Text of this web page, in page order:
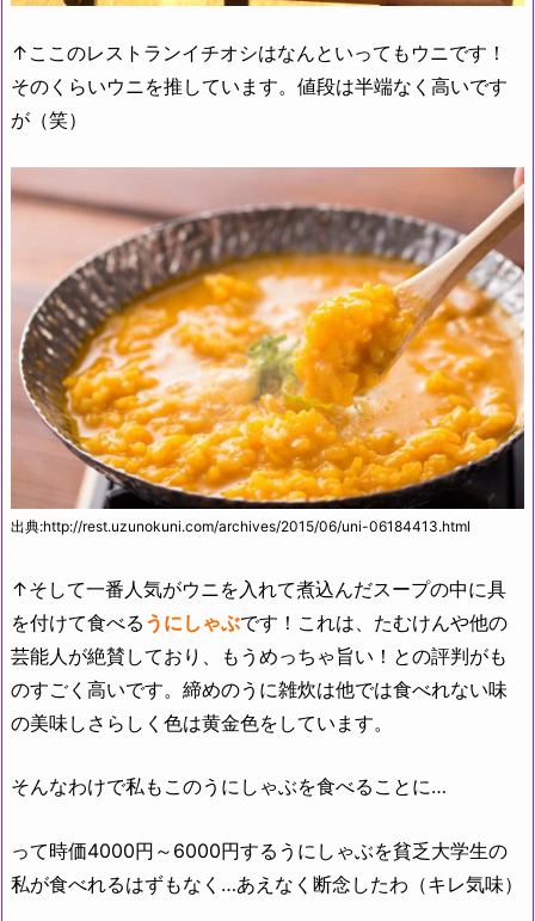
↑ここのレストランイチオシはなんといってもウニです！
そのくらいウニを推しています。値段は半端なく高いです
が（笑）
出典:http://rest.uzunokuni.com/archives/2015/06/uni-06184413.html
↑そして一番人気がウニを入れて煮込んだスープの中に具
を付けて食べる うにしゃぶです！これは、たむけんや他の
芸能人が絶賛しており、もうめっちゃ旨い！との評判がも
のすごく高いです。締めのうに雑炊は他では食べれない味
の美味しさらしく色は黄金色をしています。
そんなわけで私もこのうにしゃぶを食べることに…
って時価4000円～6000円するうにしゃぶを貧乏大学生の
私が食べれるはずもなく…あえなく断念したわ（キレ気味）